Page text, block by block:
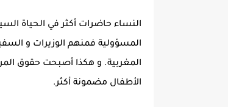
النساء حاضرات أكثر في الحياة
المسؤولية فمنهم الوزيرات و
المغربية. و هكذا أصبحت حقوق
الأطفال مضمونة أكثر.